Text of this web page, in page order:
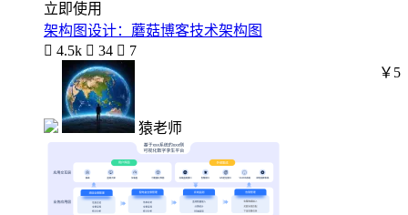
立即使用
架构图设计：蘑菇博客技术架构图
 4.5k  34  7
猿老师
￥5